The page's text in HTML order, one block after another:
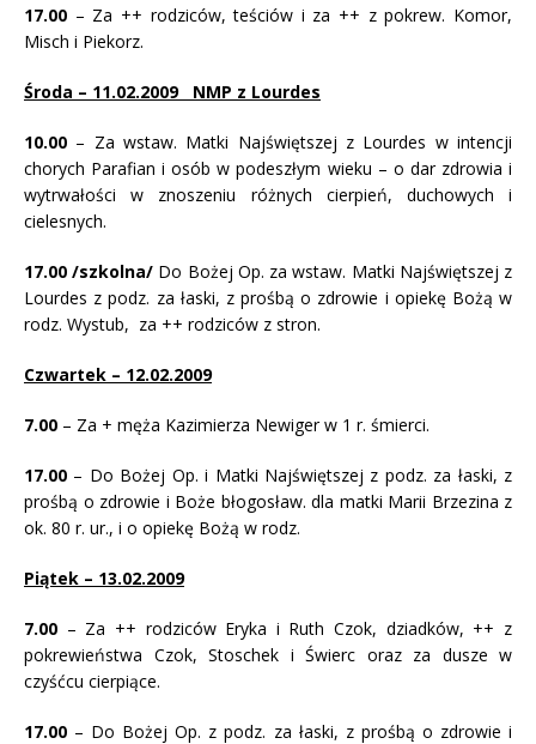
17.00 – Za ++ rodziców, teściów i za ++ z pokrew. Komor,
Misch i Piekorz.
Środa – 11.02.2009 NMP z Lourdes
10.00 – Za wstaw. Matki Najświętszej z Lourdes w intencji
chorych Parafian i osób w podeszłym wieku – o dar zdrowia i
wytrwałości w znoszeniu różnych cierpień, duchowych i
cielesnych.
17.00 /szkolna/ Do Bożej Op. za wstaw. Matki Najświętszej z
Lourdes z podz. za łaski, z prośbą o zdrowie i opiekę Bożą w
rodz. Wystub, za ++ rodziców z stron.
Czwartek – 12.02.2009
7.00 – Za + męża Kazimierza Newiger w 1 r. śmierci.
17.00 – Do Bożej Op. i Matki Najświętszej z podz. za łaski, z
prośbą o zdrowie i Boże błogosław. dla matki Marii Brzezina z
ok. 80 r. ur., i o opiekę Bożą w rodz.
Piątek – 13.02.2009
7.00 – Za ++ rodziców Eryka i Ruth Czok, dziadków, ++ z
pokrewieństwa Czok, Stoschek i Świerc oraz za dusze w
czyśćcu cierpiące.
17.00 – Do Bożej Op. z podz. za łaski, z prośbą o zdrowie i